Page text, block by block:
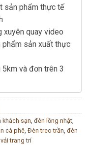
sản phẩm thực tế
xuyên quay video
sản xuất thực
và đơn trên 3
khách sạn đèn lồng nhật
cà phê Đèn treo trần đèn
trang trí